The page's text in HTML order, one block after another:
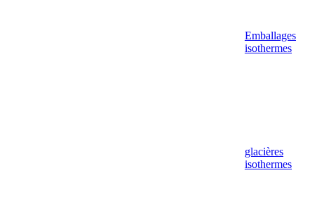
Emballages
isothermes
glacières
isothermes